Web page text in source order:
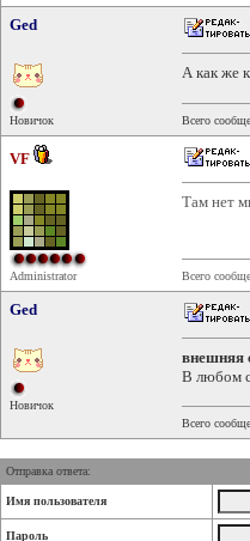
Ged
Новичок
А как же
Всего
VF
Administrator
Там нет
Всего
Ged
Новичок
внешняя
В любом
Всего
Отправка ответа:
Имя пользователя
Пароль